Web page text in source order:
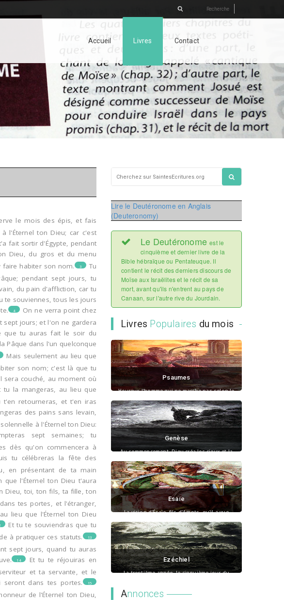
Accueil Livres Contact
8 9 10 11 12
le mois des épis, et fais
à l'Éternel ton Dieu; car c'est
fait sortir d'Égypte, pendant
Dieu, du gros et du menu
faire habiter son nom.
3
Tu
pendant sept jours, tu
du pain d'affliction, car tu
te souviennes, tous les jours
4
On ne verra point chez
jours; et l'on ne gardera
que tu auras fait le soir du
Pâque dans l'un quelconque
Mais seulement au lieu que
son nom; c'est là que tu
sera couché, au moment où
la mangeras, au lieu que
t'en retourneras, et t'en iras
des pains sans levain,
à l'Éternel ton Dieu:
sept semaines; tu
dès qu'on commencera à
tu célébreras la fête des
en présentant de ta main
l'Éternel ton Dieu t'aura
Dieu, toi, ton fils, ta fille, ton
tes portes, et l'étranger,
lieu que l'Éternel ton Dieu
Et tu te souviendras que tu
à pratiquer ces statuts.
13
sept jours, quand tu auras
14
Et tu te réjouiras en
et ta servante, et le
dans tes portes.
15
de l'Éternel ton Dieu,
Lire le Deutéronome en Anglais
(Deuteronomy)
Le Deutéronomeest le
cinquième et dernier livre de la
Bible hébraïque ou Pentateuque. Il
contient le récit des derniers discours de
Moïse aux Israëlites et le récit de sa
mort, avant qu'ils n'entrent au pays de
Canaan, sur l'autre rive du Jourdain.
Livres Populaires du mois
Psaumes
Heureux l'homme qui ne marche pas selon le
Genèse
Au commencement, Dieu créa les cieux et la
Esaïe
La vision d'Ésaïe, fils d'Amots, qu'il a vue
Ezéchiel
La trentième année, le cinquième jour du
Annonces